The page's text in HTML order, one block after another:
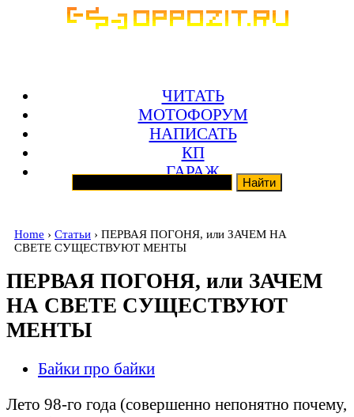
ЧИТАТЬ
МОТОФОРУМ
НАПИСАТЬ
КП
ГАРАЖ
Home › Статьи › ПЕРВАЯ ПОГОНЯ, или ЗАЧЕМ НА
СВЕТЕ СУЩЕСТВУЮТ МЕНТЫ
ПЕРВАЯ ПОГОНЯ, или ЗАЧЕМ
НА СВЕТЕ СУЩЕСТВУЮТ
МЕНТЫ
Байки про байки
Лето 98-го года (совершенно непонятно почему,